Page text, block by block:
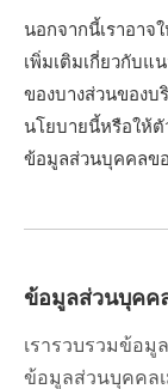
นอกจากนี้เราอาจ
เพิ่มเติมเกี่ยวกับ
ของบางส่วนของบ
นโยบายนี้หรือให้ตั
ข้อมูลส่วนบุคคลข
ข้อมูลส่วนบุคค
เรารวบรวมข้อมู
ข้อมูลส่วนบุคคลเ